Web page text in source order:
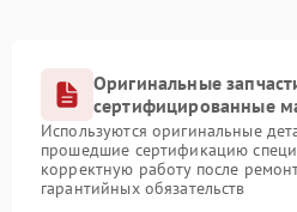
Оригинальные
сертифицированные
Используются оригинальные
прошедшие сертификацию
корректную работу после
гарантийных обязательств